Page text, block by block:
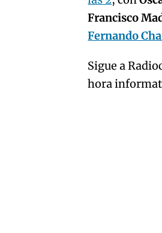
artículo
Francisco
Fernando
Sigue a
hora